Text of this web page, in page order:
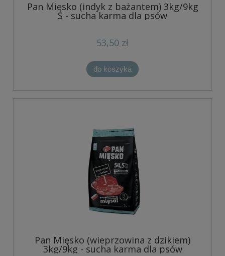
Pan Mięsko (indyk z bażantem) 3kg/9kg
S - sucha karma dla psów
53,50 zł
do koszyka
Pan Mięsko (wieprzowina z dzikiem)
3kg/9kg - sucha karma dla psów